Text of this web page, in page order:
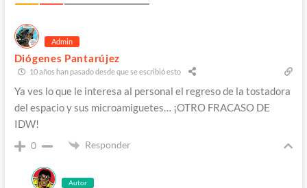
Admin
Diógenes Pantarújez
10 años han pasado desde que se escribió esto
Ya ves lo que le interesa al personal el regreso de la tostadora
del espacio y sus microamiguetes… ¡OTRO FRACASO DE
IDW!
0 Responder
Autor